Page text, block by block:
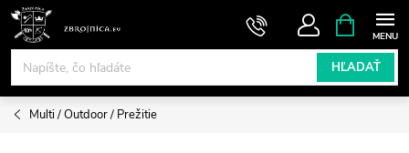
Prejsť
obsah
HĽADAŤ
KOŠÍK
Multi / Outdoor / Prežitie